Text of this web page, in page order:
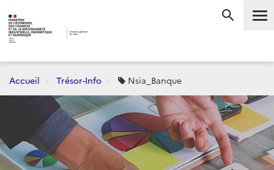
Accueil Trésor-Info Nsia_Banque